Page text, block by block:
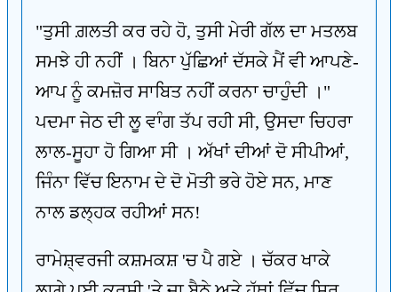
"ਤੁਸੀ ਗ਼ਲਤੀ ਕਰ ਰਹੇ ਹੋ, ਤੁਸੀ ਮੇਰੀ ਗੱਲ ਦਾ ਮਤਲਬ
ਸਮਝੇ ਹੀ ਨਹੀਂ । ਬਿਨਾ ਪੁੱਛਿਆਂ ਦੱਸਕੇ ਮੈਂ ਵੀ ਆਪਣੇ-
ਆਪ ਨੂੰ ਕਮਜ਼ੋਰ ਸਾਬਿਤ ਨਹੀਂ ਕਰਨਾ ਚਾਹੁੰਦੀ ।"
ਪਦਮਾ ਜੇਠ ਦੀ ਲੂ ਵਾੰਗ ਤੱਪ ਰਹੀ ਸੀ, ਉਸਦਾ ਚਿਹਰਾ
ਲਾਲ-ਸੂਹਾ ਹੋ ਗਿਆ ਸੀ । ਅੱਖਾਂ ਦੀਆਂ ਦੋ ਸੀਪੀਆਂ,
ਜਿੰਨਾ ਵਿੱਚ ਇਨਾਮ ਦੇ ਦੋ ਮੋਤੀ ਭਰੇ ਹੋਏ ਸਨ, ਮਾਣ
ਨਾਲ ਡਲ੍ਹਕ ਰਹੀਆਂ ਸਨ!
ਰਾਮੇਸ਼੍ਵਰਜੀ ਕਸ਼ਮਕਸ਼ 'ਚ ਪੈ ਗਏ । ਚੱਕਰ ਖਾਕੇ